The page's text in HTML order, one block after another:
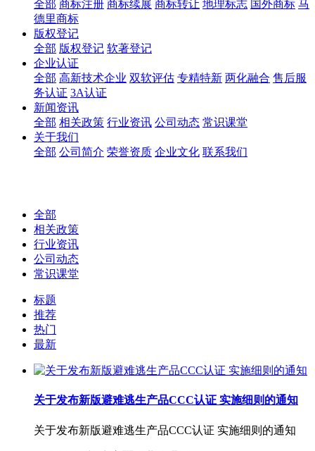
全部 商标注册 商标续展 商标转让 地理标志 国外商标 马
德里商标
版权登记
全部 版权登记 软著登记
企业认证
全部 高新技术企业 双软评估 专精特新 两化融合 售后服
务认证 3A认证
新闻资讯
全部 相关政策 行业资讯 公司动态 常识课堂
关于我们
全部 公司简介 荣誉资质 企业文化 联系我们
全部
相关政策
行业资讯
公司动态
常识课堂
标题
推荐
热门
最新
关于发布新版避难逃生产品CCC认证 实施细则的通知
关于发布新版避难逃生产品CCC认证 实施细则的通知